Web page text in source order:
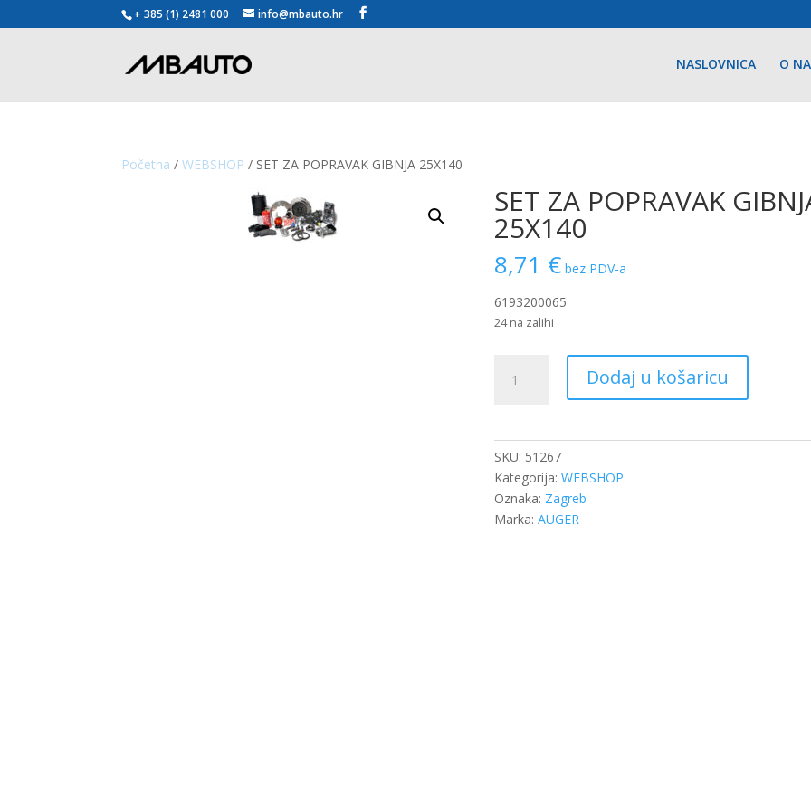
+ 385 (1) 2481 000 info@mbauto.hr
NASLOVNICA O
Početna /WEBSHOP / SET ZA POPRAVAK GIBNJA 25X140
SET ZA POPRAVAK
25X140
8,71 € bez PDV-a
6193200065
24 na zalihi
Dodaj u košaricu
SKU: 51267
Kategorija:WEBSHOP
Oznaka: Zagreb
Marka:AUGER